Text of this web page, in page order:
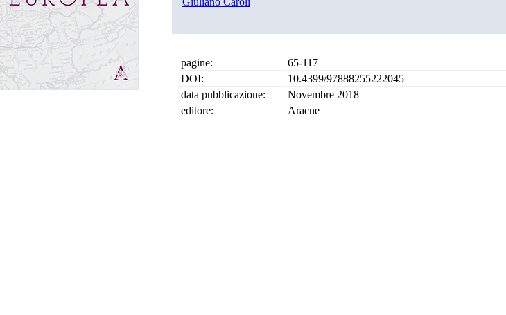
pagine:
65-117
DOI:
10.4399/97888255222045
data pubblicazione:
Novembre 2018
editore:
Aracne